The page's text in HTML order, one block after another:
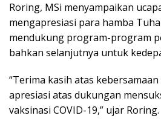
Roring, MSi menyampaikan
mengapresiasi para hamba
mendukung program-program
bahkan selanjutnya untuk
“Terima kasih atas
apresiasi atas dukungan
vaksinasi COVID-19,” ujar Roring.